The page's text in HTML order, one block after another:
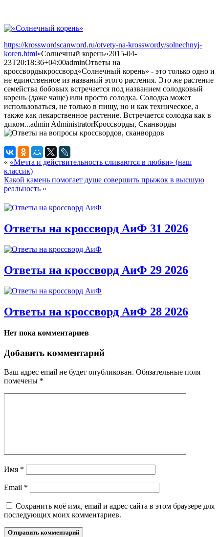
https://krosswordscanword.ru/otvety-na-krosswordy/solnechnyj-
koren.html«Солнечный корень»2015-04-
23T20:18:36+04:00adminОтветы на
кроссвордыкроссворд«Солнечный корень» - это только одно и
не единственное из названий этого растения. Это же растение
семейства бобовых встречается под названием солодковый
корень (даже чаще) или просто солодка. Солодка может
использоваться, не только в пищу, но и как техническое, а
также как лекарственное растение. Встречается солодка как в
диком...admin AdministratorКроссворды, Сканворды
« «Мечта и действительность сливаются в любви» (наш
классик)
Какой камень помогает душе совершить прыжок в высшую
реальность »
Ответы на кроссворд АиФ 31 2026
Ответы на кроссворд АиФ 29 2026
Ответы на кроссворд АиФ 28 2026
Нет пока комментариев
Добавить комментарий
Ваш адрес email не будет опубликован. Обязательные поля
помечены *
Имя *
Email *
Сохранить моё имя, email и адрес сайта в этом браузере для
последующих моих комментариев.